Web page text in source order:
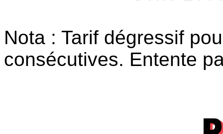
Nota : Tarif dégressif
consécutives. Entente